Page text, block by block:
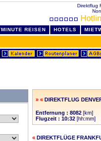
Direktflug
REISEN HOTELS
» « DIREKTFLUG
Entfernung : 8082 [km]
Flugzeit : 10:32 [hh:mm]
« DIREKTFLÜGE